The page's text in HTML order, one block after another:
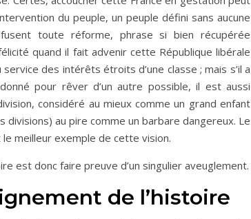
du peuple, un peuple défini sans aucune
toute réforme, phrase si bien récupérée
quand il fait advenir cette République libérale
des intérêts étroits d’une classe ; mais s’il a
pour rêver d’un autre possible, il est aussi
considéré au mieux comme un grand enfant
au pire comme un barbare dangereux. Le
meilleur exemple de cette vision.
est donc faire preuve d’un singulier aveuglement.
de l’histoire